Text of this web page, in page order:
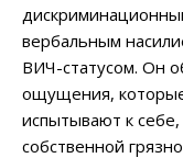
вербальным
ВИЧ-статусом. Он
ощущения,
испытывают к
собственной